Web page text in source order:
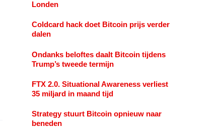
Londen
Coldcard hack doet Bitcoin prijs verder
dalen
Ondanks beloftes daalt Bitcoin tijdens
Trump’s tweede termijn
FTX 2.0. Situational Awareness verliest
35 miljard in maand tijd
Strategy stuurt Bitcoin opnieuw naar
beneden